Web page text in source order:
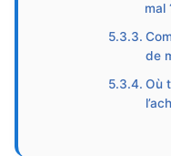
mal
de
Où